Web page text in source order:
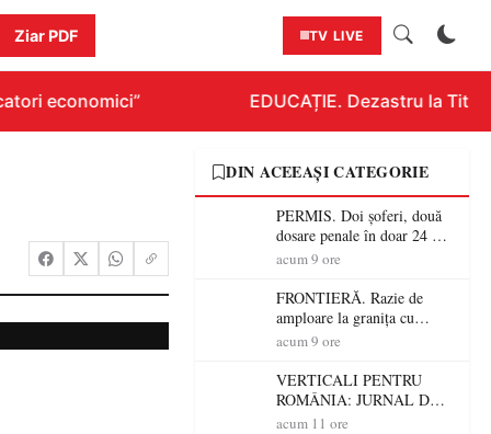
Ziar PDF TV LIVE
economici” EDUCAȚIE. Dezastru la
DIN ACEEAȘI CATEGORIE
PERMIS. Doi șoferi, două
dosare penale în doar 24 de
ore la Petea! Unul avea
nu a avut niciodată permis
acum 9 ore
FRONTIERĂ. Razie de
amploare la granița cu
Ungaria! 800 de persoane și
verificate
acum 9 ore
VERTICALI PENTRU
ROMÂNIA: JURNAL DE
CĂLĂTORIE FIJET
acum 11 ore